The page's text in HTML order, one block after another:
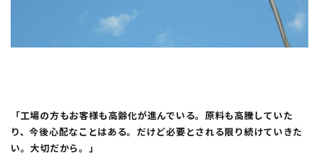
「工場の方もお客様も高齢化が進んでいる。原料も高騰していた
り、今後心配なことはある。だけど必要とされる限り続けていきた
い。大切だから。」